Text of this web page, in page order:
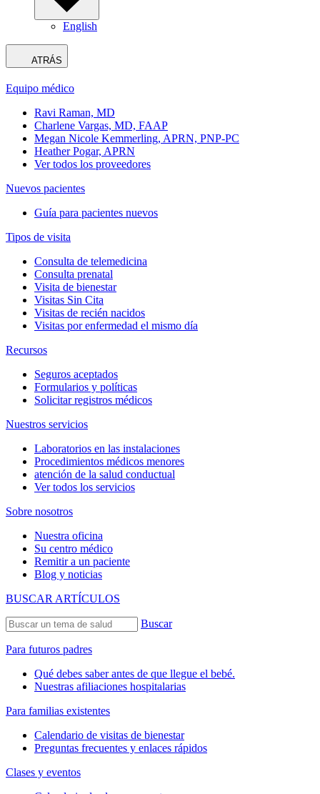
English
ATRÁS
Equipo médico
Ravi Raman, MD
Charlene Vargas, MD, FAAP
Megan Nicole Kemmerling, APRN, PNP-PC
Heather Pogar, APRN
Ver todos los proveedores
Nuevos pacientes
Guía para pacientes nuevos
Tipos de visita
Consulta de telemedicina
Consulta prenatal
Visita de bienestar
Visitas Sin Cita
Visitas de recién nacidos
Visitas por enfermedad el mismo día
Recursos
Seguros aceptados
Formularios y políticas
Solicitar registros médicos
Nuestros servicios
Laboratorios en las instalaciones
Procedimientos médicos menores
atención de la salud conductual
Ver todos los servicios
Sobre nosotros
Nuestra oficina
Su centro médico
Remitir a un paciente
Blog y noticias
BUSCAR ARTÍCULOS
Buscar
Para futuros padres
Qué debes saber antes de que llegue el bebé.
Nuestras afiliaciones hospitalarias
Para familias existentes
Calendario de visitas de bienestar
Preguntas frecuentes y enlaces rápidos
Clases y eventos